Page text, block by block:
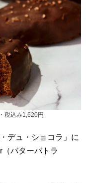
税込み1,620円
デュ・ショコラ」に
バターバトラ